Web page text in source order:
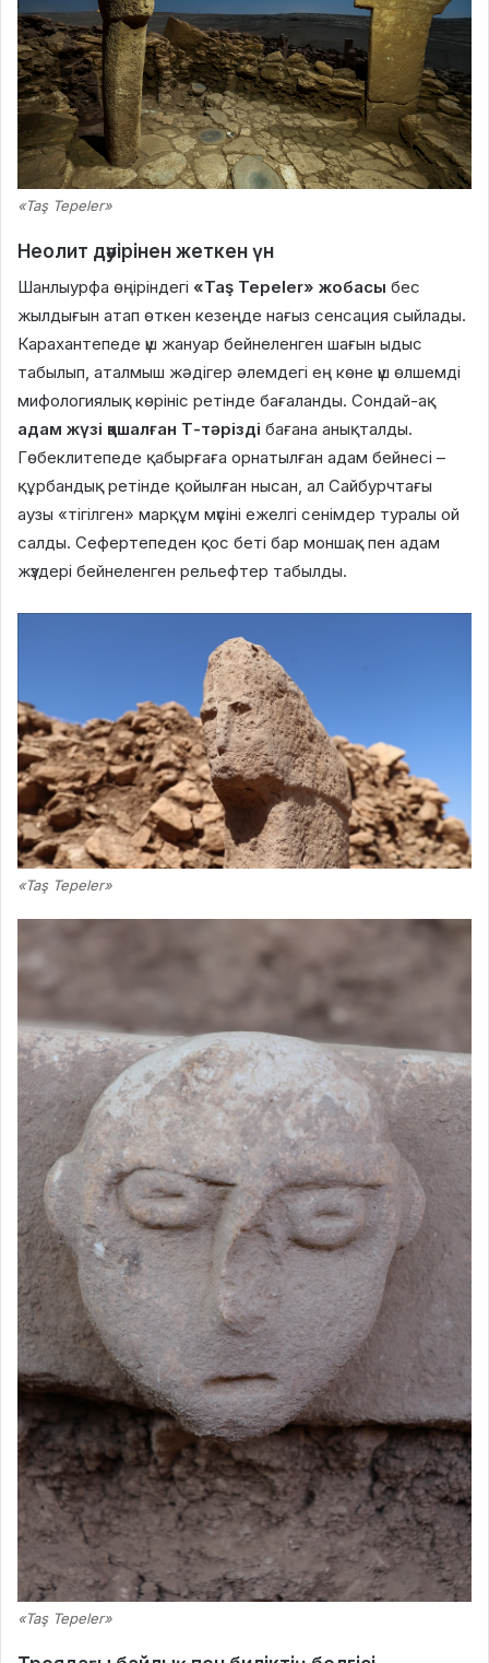
«Taş Tepeler»
Неолит дәуірінен жеткен үн
Шанлыурфа өңіріндегі «Taş Tepeler» жобасы бес
жылдығын атап өткен кезеңде нағыз сенсация сыйлады.
Карахантепеде үш жануар бейнеленген шағын ыдыс
табылып, аталмыш жәдігер әлемдегі ең көне үш өлшемді
мифологиялық көрініс ретінде бағаланды. Сондай-ақ
адам жүзі қашалған Т-тәрізді бағана анықталды.
Гөбеклитепеде қабырғаға орнатылған адам бейнесі –
құрбандық ретінде қойылған нысан, ал Сайбурчтағы
аузы «тігілген» марқұм мүсіні ежелгі сенімдер туралы ой
салды. Сефертепеден қос беті бар моншақ пен адам
жүздері бейнеленген рельефтер табылды.
«Taş Tepeler»
«Taş Tepeler»